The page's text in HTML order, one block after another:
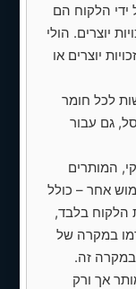
ומהירות טעינה (בדיקות מהירות ו‑SEO טכני
ידי הלקוח הם
יוצרים. הולי
יוצרים או
לכל חומר
גם עבור
המותרים
אחר – כולל
הלקוח בלבד,
במקרה של
זה.
אך ורק